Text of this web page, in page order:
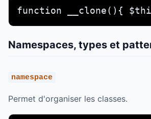
function __clone(){
Namespaces, types et
namespace
Permet d'organiser les classes.